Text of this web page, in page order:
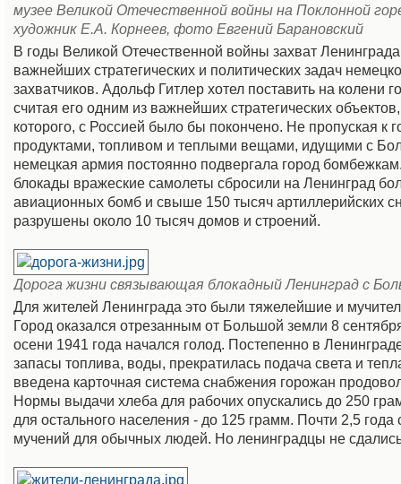
музее Великой Отечественной войны на Поклонной
художник Е.А. Корнеев, фото Евгений Барановский
В годы Великой Отечественной войны захват
важнейших стратегических и политических задач
захватчиков. Адольф Гитлер хотел поставить на колени
считая его одним из важнейших стратегических
которого, с Россией было бы покончено. Не пропуская к
продуктами, топливом и теплыми вещами, идущими с
немецкая армия постоянно подвергала город
блокады вражеские самолеты сбросили на Ленинград
авиационных бомб и свыше 150 тысяч артиллерийских
разрушены около 10 тысяч домов и строений.
Дорога жизни связывающая блокадный Ленинград с
Для жителей Ленинграда это были тяжелейшие и
Город оказался отрезанным от Большой земли 8
осени 1941 года начался голод. Постепенно в
запасы топлива, воды, прекратилась подача света и
введена карточная система снабжения горожан
Нормы выдачи хлеба для рабочих опускались до 250
для остального населения - до 125 грамм. Почти 2,5 года
мучений для обычных людей. Но ленинградцы не